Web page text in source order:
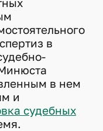
в
в нем
и
судебных